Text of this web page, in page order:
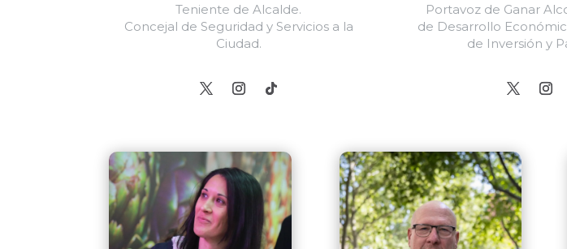
Teniente de Alcalde.
Concejal de Seguridad y Servicios a la
Ciudad.
Portavoz de Ganar
de Desarrollo
de Inversión y